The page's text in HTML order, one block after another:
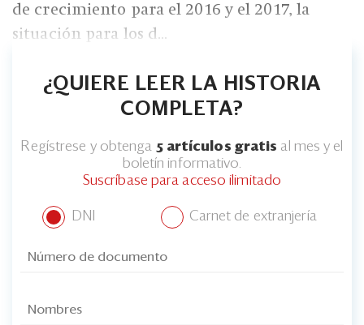
de crecimiento para el 2016 y el 2017, la
situación para los d...
¿QUIERE LEER LA HISTORIA
COMPLETA?
Regístrese y obtenga 5 artículos gratis al mes y el
boletín informativo.
Suscríbase para acceso ilimitado
DNI Carnet de extranjería